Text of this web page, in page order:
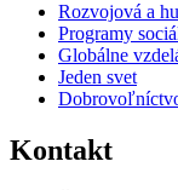
Rozvojová a
Programy
Globálne
Jeden svet
Kontakt